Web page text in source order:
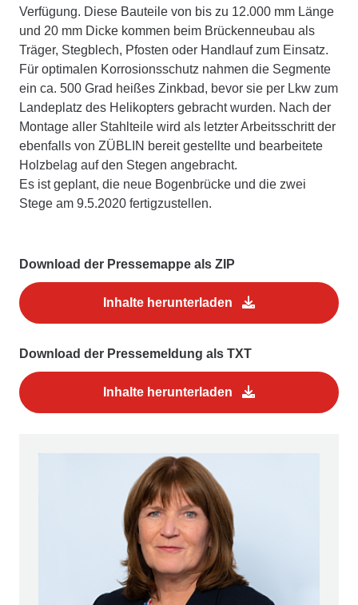
Verfügung. Diese Bauteile von bis zu 12.000 mm Länge
und 20 mm Dicke kommen beim Brückenneubau als
Träger, Stegblech, Pfosten oder Handlauf zum Einsatz.
Für optimalen Korrosionsschutz nahmen die Segmente
ein ca. 500 Grad heißes Zinkbad, bevor sie per Lkw zum
Landeplatz des Helikopters gebracht wurden. Nach der
Montage aller Stahlteile wird als letzter Arbeitsschritt der
ebenfalls von ZÜBLIN bereit gestellte und bearbeitete
Holzbelag auf den Stegen angebracht.
Es ist geplant, die neue Bogenbrücke und die zwei
Stege am 9.5.2020 fertigzustellen.
Download der Pressemappe als ZIP
Inhalte herunterladen
Download der Pressemeldung als TXT
Inhalte herunterladen